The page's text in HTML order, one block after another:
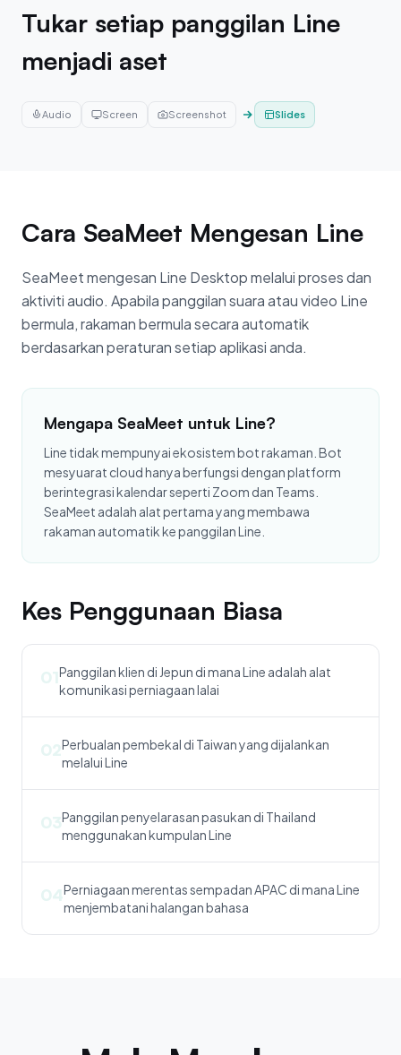
Tukar setiap panggilan Line
menjadi aset
Audio Screen Screenshot Slides
Cara SeaMeet Mengesan Line
SeaMeet mengesan Line Desktop melalui proses dan
aktiviti audio. Apabila panggilan suara atau video Line
bermula, rakaman bermula secara automatik
berdasarkan peraturan setiap aplikasi anda.
Mengapa SeaMeet untuk Line?
Line tidak mempunyai ekosistem bot rakaman. Bot
mesyuarat cloud hanya berfungsi dengan platform
berintegrasi kalendar seperti Zoom dan Teams.
SeaMeet adalah alat pertama yang membawa
rakaman automatik ke panggilan Line.
Kes Penggunaan Biasa
01Panggilan klien di Jepun di mana Line adalah alat
komunikasi perniagaan lalai
02Perbualan pembekal di Taiwan yang dijalankan
melalui Line
03Panggilan penyelarasan pasukan di Thailand
menggunakan kumpulan Line
04Perniagaan merentas sempadan APAC di mana Line
menjembatani halangan bahasa